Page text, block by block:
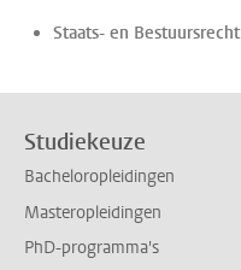
Staats- en Bestuursrecht
Studiekeuze
Bacheloropleidingen
Masteropleidingen
PhD-programma's